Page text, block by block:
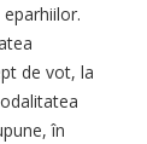
de vot, la
în